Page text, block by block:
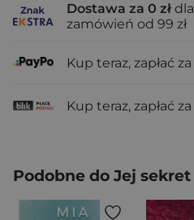
Dostawa za 0 zł dla
zamówień od 99 zł
Kup teraz, zapłać za
Kup teraz, zapłać za
Podobne do Jej sekret